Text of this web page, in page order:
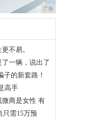
广告
不易。
一辆，说出了
的新套路！
高手
商是女性 有
只需15万预